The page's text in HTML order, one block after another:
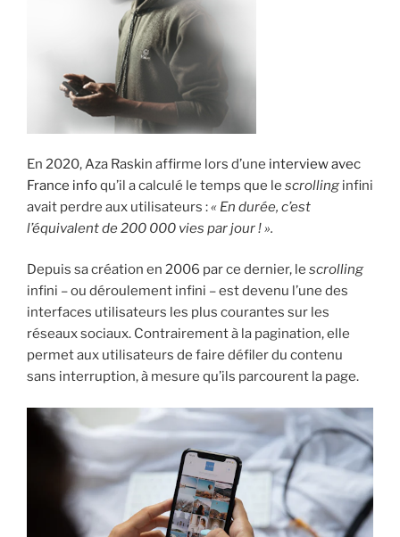
En 2020, Aza Raskin affirme lors d’une interview avec
France infoqu’il a calculé le temps que le scrolling infini
avait perdre aux utilisateurs :« En durée, c’est
l’équivalent de 200 000 vies par jour ! ».
Depuis sa création en 2006 par ce dernier, le scrolling
infini – ou déroulement infini – est devenu l’une des
interfaces utilisateurs les plus courantes sur les
réseaux sociaux. Contrairement à la pagination, elle
permet aux utilisateurs de faire défiler du contenu
sans interruption, à mesure qu’ils parcourent la page.